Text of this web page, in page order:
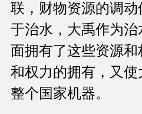
联，财物资源的调
于治水，大禹作为
面拥有了这些资源
和权力的拥有，又
整个国家机器。